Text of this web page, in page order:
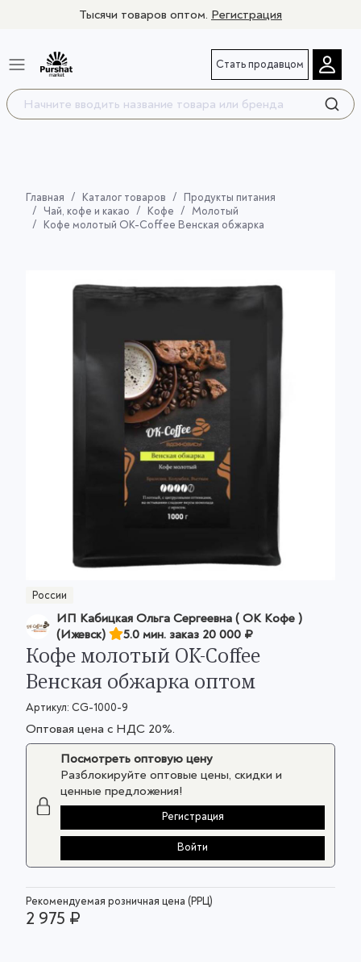
Тысячи товаров оптом. Регистрация
Стать продавцом
Главная Каталог товаров
Продукты питания
Чай, кофе и какао
Кофе
Молотый
Кофе молотый OK-Coffee Венская обжарка
России
ИП Кабицкая Ольга Сергеевна ( ОК Кофе )
(Ижевск)
5.0 мин. заказ 20 000 ₽
Кофе молотый OK-Coffee
Венская обжарка оптом
Артикул: CG-1000-9
Оптовая цена с НДС 20%.
Посмотреть оптовую цену
Разблокируйте оптовые цены, скидки и
ценные предложения!
Регистрация
Войти
Рекомендуемая розничная цена (РРЦ)
2 975 ₽